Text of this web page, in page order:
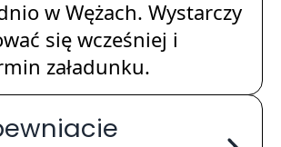
w Wężach. Wystarczy
się wcześniej i
załadunku.